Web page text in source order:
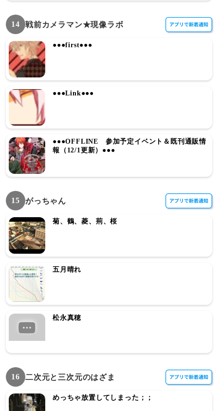
14 戦前カメラマン★現像ラボ
●●●first●●●
●●●Link●●●
●●●OFFLINE 参加予定イベント＆既刊通販情
報（12/1更新）●●●
15 がっちゃん
菊、鶴、菱、荊、桜
五月晴れ
松永真穂
16 二次元と三次元のはざま
めっちゃ放置してしまった；；